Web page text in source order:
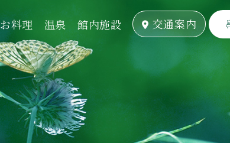
お料理 温泉 館内施設 交通案内
お料理 温泉 館内施設 交通案内